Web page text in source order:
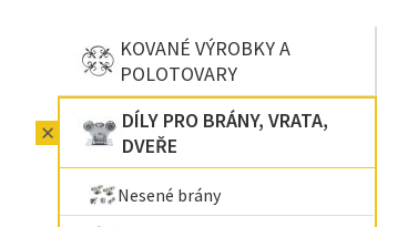
KOVANÉ VÝROBKY A
POLOTOVARY
DÍLY PRO BRÁNY, VRATA,
DVEŘE
Nesené brány